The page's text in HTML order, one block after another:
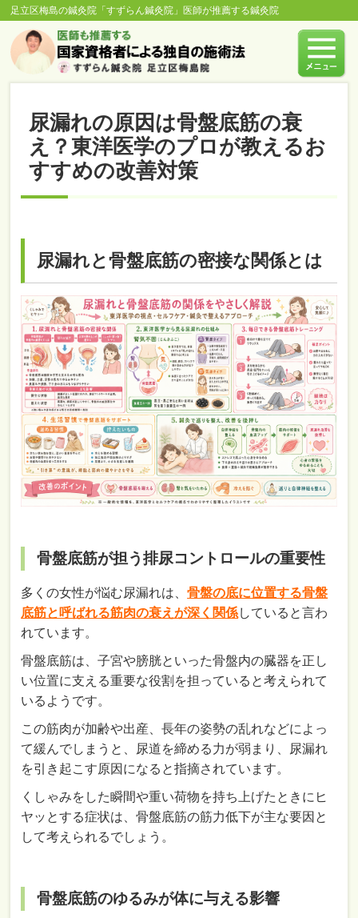
足立区梅島の鍼灸院「すずらん鍼灸院」医師が推薦する鍼灸院
尿漏れの原因は骨盤底筋の衰
え？東洋医学のプロが教えるお
すすめの改善対策
尿漏れと骨盤底筋の密接な関係とは
骨盤底筋が担う排尿コントロールの重要性
多くの女性が悩む尿漏れは、骨盤の底に位置する骨盤
底筋と呼ばれる筋肉の衰えが深く関係していると言わ
れています。
骨盤底筋は、子宮や膀胱といった骨盤内の臓器を正し
い位置に支える重要な役割を担っていると考えられて
いるようです。
この筋肉が加齢や出産、長年の姿勢の乱れなどによっ
て緩んでしまうと、尿道を締める力が弱まり、尿漏れ
を引き起こす原因になると指摘されています。
くしゃみをした瞬間や重い荷物を持ち上げたときにヒ
ヤッとする症状は、骨盤底筋の筋力低下が主な要因と
して考えられるでしょう。
骨盤底筋のゆるみが体に与える影響